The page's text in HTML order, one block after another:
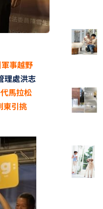
事越野
理處洪志
馬拉松
東引挑